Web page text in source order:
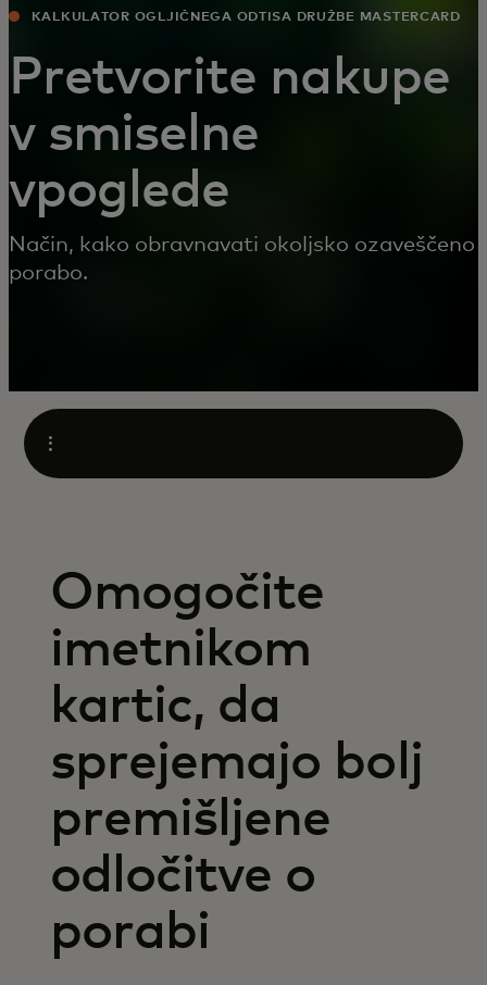
KALKULATOR OGLJIČNEGA ODTISA DRUŽBE MASTERCARD
Pretvorite nakupe
v smiselne
vpoglede
Način, kako obravnavati okoljsko ozaveščeno
porabo.
Open
Omogočite
imetnikom
kartic, da
sprejemajo bolj
premišljene
odločitve o
porabi